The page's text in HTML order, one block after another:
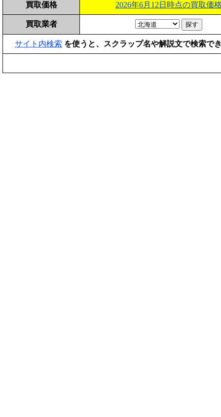
買取価格 2026年6月12日時点の買取価
買取業者
サイト内検索 を使うと、スクラップ名や解説文で検索で